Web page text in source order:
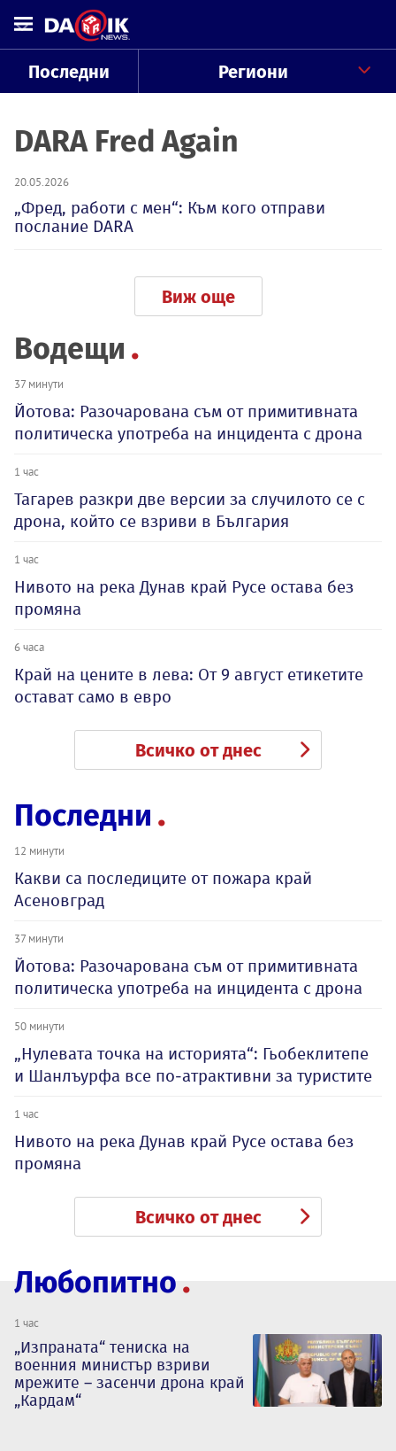
Последни Региони
DARA Fred Again
20.05.2026
„Фред, работи с мен“: Към кого отправи
послание DARA
Виж още
Водещи
37 минути
Йотова: Разочарована съм от примитивната
политическа употреба на инцидента с дрона
1 час
Тагарев разкри две версии за случилото се с
дрона, който се взриви в България
1 час
Нивото на река Дунав край Русе остава без
промяна
6 часа
Край на цените в лева: От 9 август етикетите
остават само в евро
Всичко от днес
Последни
12 минути
Какви са последиците от пожара край
Асеновград
37 минути
Йотова: Разочарована съм от примитивната
политическа употреба на инцидента с дрона
50 минути
„Нулевата точка на историята“: Гьобеклитепе
и Шанлъурфа все по-атрактивни за туристите
1 час
Нивото на река Дунав край Русе остава без
промяна
Всичко от днес
Любопитно
1 час
„Изпраната“ тениска на
военния министър взриви
мрежите – засенчи дрона край
„Кардам“